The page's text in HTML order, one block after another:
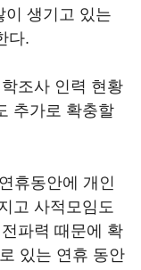
이 생기고 있는
다.
조사 인력 현황
추가로 확충할
휴동안에 개인
고 사적모임도
파력 때문에 확
있는 연휴 동안